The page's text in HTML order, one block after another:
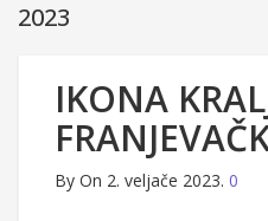
2023
IKONA
By On 2. veljače 2023. 0